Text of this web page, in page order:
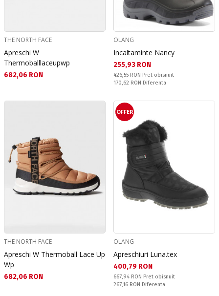
THE NORTH FACE
Apreschi W
Thermoballlaceupwp
Текуща цена:
682,06 RON
OLANG
Incaltaminte Nancy
Текуща цена:
255,93 RON
Pret obisnuit:
426,55 RON Pret obisnuit
Спестявате:
170,62 RON Diferenta
THE NORTH FACE
Apreschi W Thermoball Lace Up
Wp
Текуща цена:
682,06 RON
OFFER
OLANG
Apreschiuri Luna.tex
Текуща цена:
400,79 RON
Pret obisnuit:
667,94 RON Pret obisnuit
Спестявате:
267,16 RON Diferenta